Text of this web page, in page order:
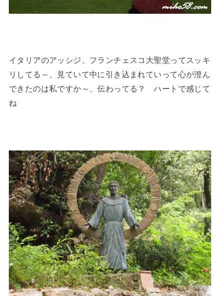
イタリアのアッシジ、フランチェスコ大聖堂ってスッキ
リしてる～、見ていて中に引き込まれていって心が澄ん
できたのは私ですか～、伝わってる？ ハートで感じて
ね